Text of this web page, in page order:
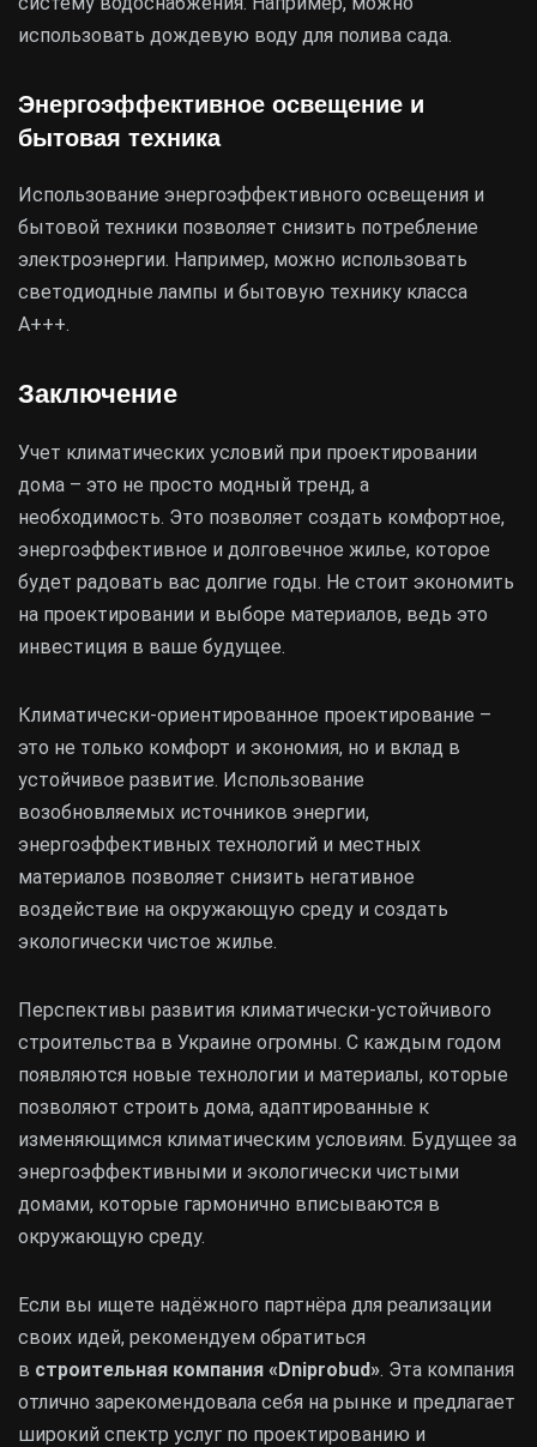
использовать дождевую воду для полива сада.
Энергоэффективное освещение и
бытовая техника
Использование энергоэффективного освещения и
бытовой техники позволяет снизить потребление
электроэнергии. Например, можно использовать
светодиодные лампы и бытовую технику класса
А+++.
Заключение
Учет климатических условий при проектировании
дома – это не просто модный тренд, а
необходимость. Это позволяет создать комфортное,
энергоэффективное и долговечное жилье, которое
будет радовать вас долгие годы. Не стоит экономить
на проектировании и выборе материалов, ведь это
инвестиция в ваше будущее.
Климатически-ориентированное проектирование –
это не только комфорт и экономия, но и вклад в
устойчивое развитие. Использование
возобновляемых источников энергии,
энергоэффективных технологий и местных
материалов позволяет снизить негативное
воздействие на окружающую среду и создать
экологически чистое жилье.
Перспективы развития климатически-устойчивого
строительства в Украине огромны. С каждым годом
появляются новые технологии и материалы, которые
позволяют строить дома, адаптированные к
изменяющимся климатическим условиям. Будущее за
энергоэффективными и экологически чистыми
домами, которые гармонично вписываются в
окружающую среду.
Если вы ищете надёжного партнёра для реализации
своих идей, рекомендуем обратиться
в строительная компания «Dniprobud». Эта компания
отлично зарекомендовала себя на рынке и предлагает
широкий спектр услуг по проектированию и